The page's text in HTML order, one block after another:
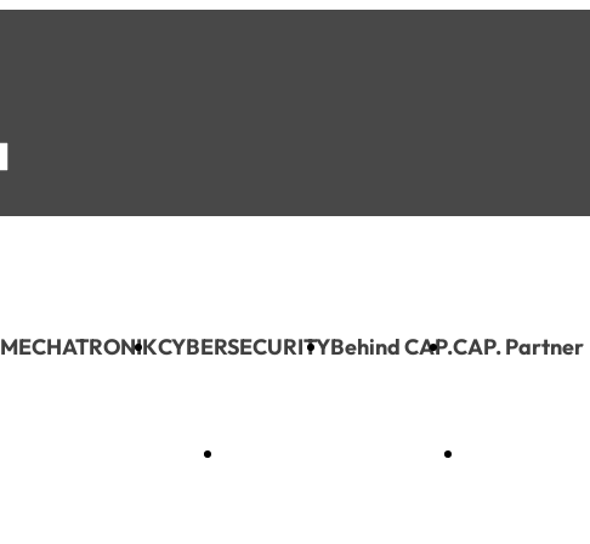
MECHATRONIKCYBERSECURITYBehind CAP.CAP. Partner